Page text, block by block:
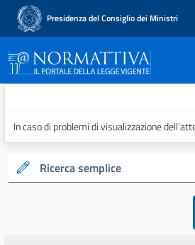
Presidenza del Consiglio dei Ministri
Normattiva - Il
In caso di problemi di visualizzazione
Ricerca semplice